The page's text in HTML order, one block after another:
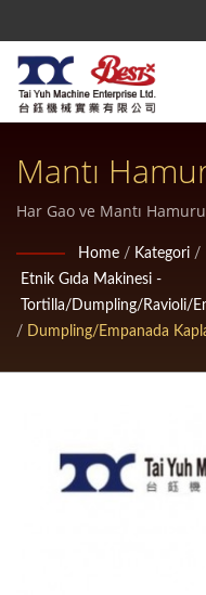
Mantı
Restoranlar
Için En İyi
Har Gao ve Mantı
Home / Kategori /
Etnik Gıda Makinesi -
Tortilla/Dumpling/Ravioli/
/ Dumpling/Empanada